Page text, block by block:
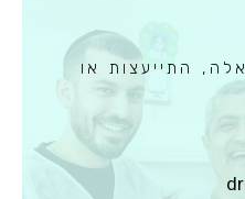
התייעצות או